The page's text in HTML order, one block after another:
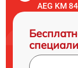
AEG KM